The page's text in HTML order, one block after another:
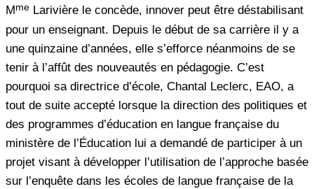
Mme Larivière le concède, innover peut être déstabilisant
pour un enseignant. Depuis le début de sa carrière il y a
une quinzaine d’années, elle s’efforce néanmoins de se
tenir à l’affût des nouveautés en pédagogie. C’est
pourquoi sa directrice d’école, Chantal Leclerc, EAO, a
tout de suite accepté lorsque la direction des politiques et
des programmes d’éducation en langue française du
ministère de l’Éducation lui a demandé de participer à un
projet visant à développer l’utilisation de l’approche basée
sur l’enquête dans les écoles de langue française de la